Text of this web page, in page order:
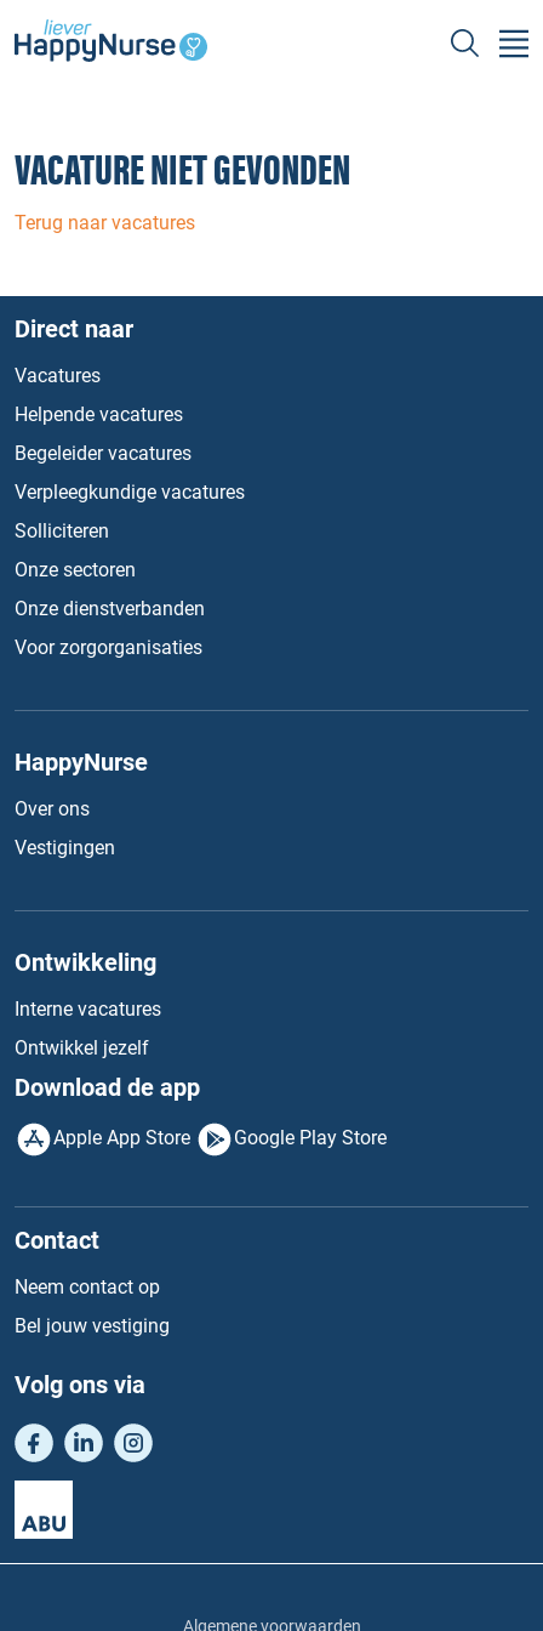
VACATURE NIET GEVONDEN
Terug naar vacatures
Direct naar
Vacatures
Helpende vacatures
Begeleider vacatures
Verpleegkundige vacatures
Solliciteren
Onze sectoren
Onze dienstverbanden
Voor zorgorganisaties
HappyNurse
Over ons
Vestigingen
Ontwikkeling
Interne vacatures
Ontwikkel jezelf
Download de app
Apple App Store Google Play Store
Contact
Neem contact op
Bel jouw vestiging
Volg ons via
Algemene voorwaarden